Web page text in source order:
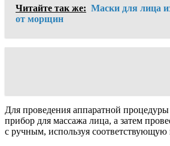
Читайте так же: Маски для лица
от морщин
Для проведения аппаратной
прибор для массажа лица, а затем
с ручным, используя соответствующую